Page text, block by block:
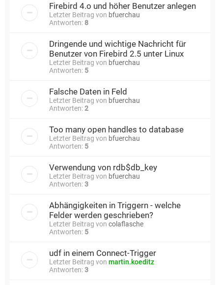
Firebird 4.o und höher Benutzer anlegen
Letzter Beitrag von bfuerchau
Antworten: 8
Dringende und wichtige Nachricht für
Benutzer von Firebird 2.5 unter Linux
Letzter Beitrag von bfuerchau
Antworten: 5
Falsche Daten in Feld
Letzter Beitrag von bfuerchau
Antworten:2
Too many open handles to database
Letzter Beitrag von bfuerchau
Antworten: 5
Verwendung von rdb$db_key
Letzter Beitrag von bfuerchau
Antworten:3
Abhängigkeiten in Triggern - welche
Felder werden geschrieben?
Letzter Beitrag von colaflasche
Antworten: 5
udf in einem Connect-Trigger
Letzter Beitrag von martin.koeditz
Antworten:3